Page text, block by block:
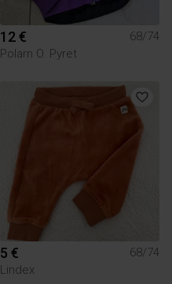
12 €
68/74
Polarn O. Pyret
5 €
68/74
Lindex